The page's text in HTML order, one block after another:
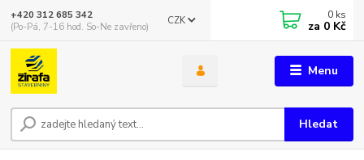
Menu
CZK
Hledat
+420 312 685 342
(Po-Pá, 7-16 hod. So-Ne zavřeno)
0 ks
za 0 Kč